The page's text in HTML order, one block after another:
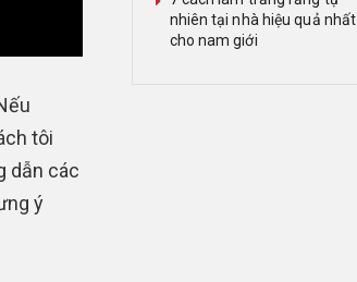
tôi
dẫn các
ý
nhiên tại nhà hiệu quả nhất
cho nam giới